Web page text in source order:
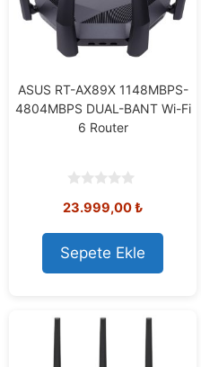
ASUS RT-AX89X 1148MBPS-
4804MBPS DUAL-BANT Wi-Fi
6 Router
o
t
o
f
5
23.999,00₺
Sepete Ekle